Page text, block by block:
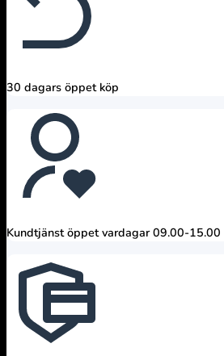
30 dagars öppet köp
Kundtjänst öppet vardagar 09.00-15.00